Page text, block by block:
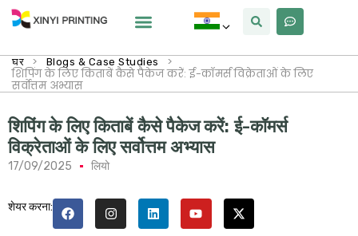
घर > Blogs & Case Studies >
शिपिंग के लिए किताबें कैसे पैकेज करें: ई-कॉमर्स विक्रेताओं के लिए
सर्वोत्तम अभ्यास
शिपिंग के लिए किताबें कैसे पैकेज करें: ई-कॉमर्स
विक्रेताओं के लिए सर्वोत्तम अभ्यास
17/09/2025 लियो
शेयर करना: